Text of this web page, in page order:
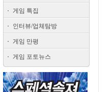
게임 특집
인터뷰/업체탐방
게임 만평
게임 포토뉴스